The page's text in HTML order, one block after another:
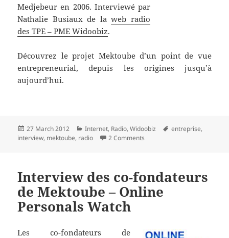
Medjebeur en 2006. Interviewé par
Nathalie Busiaux de laweb radio
des TPE – PME Widoobiz.
Découvrez le projet Mektoube d’un point de vue
entrepreneurial, depuis les origines jusqu’à
aujourd’hui.
Posted
on
27 March 2012 Categories
Internet, Radio,Widoobiz Tags
entreprise,
interview, mektoube, radio 2 Comments
Interview des co-fondateurs
de Mektoube – Online
Personals Watch
Les co-fondateurs de